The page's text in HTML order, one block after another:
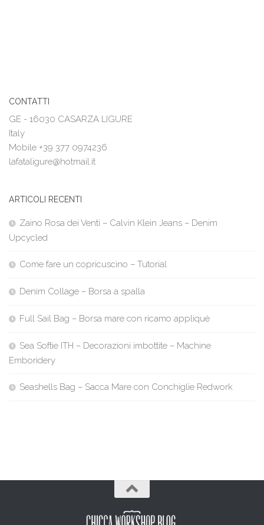
CONTATTI
GE - 16030 CASARZA LIGURE
Italy
Mobile +39 377 0974236
lafataligure@hotmail.it
ARTICOLI RECENTI
Zaino Rosa dei Venti – Calvin Klein Jeans – Denim
Upcycled
Come fare un copricuscino – Tutorial
Denim Collage – Borsa a spalla
Full Sail Bag – Borsa mare con ricamo appliquè
Sea Softie ITH – Decorazioni imbottite – Machine
Emboridery
Seashells Bag – Sacca Mare con Conchiglie Redwork